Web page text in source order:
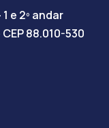
e 2º andar
88.010-530